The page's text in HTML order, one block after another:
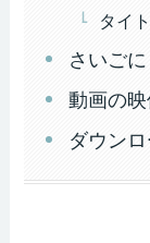
タイ
さいごに
動画の
ダウン